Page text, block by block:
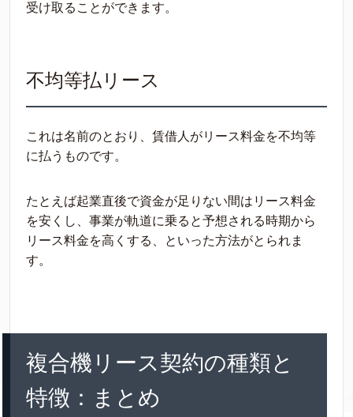
受け取ることができます。
不均等払リース
これは名前のとおり、賃借人がリース料金を不均等
に払うものです。
たとえば起業直後で資金が足りない間はリース料金
を安くし、事業が軌道に乗ると予想される時期から
リース料金を高くする、といった方法がとられま
す。
複合機リース契約の種類と
特徴：まとめ